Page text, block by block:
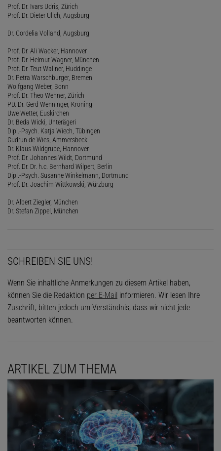
Prof. Dr. Ivars Udris, Zürich
Prof. Dr. Dieter Ulich, Augsburg
Dr. Cordelia Volland, Augsburg
Prof. Dr. Ali Wacker, Hannover
Prof. Dr. Helmut Wagner, München
Prof. Dr. Teut Wallner, Huddinge
Dr. Petra Warschburger, Bremen
Wolfgang Weber, Bonn
Prof. Dr. Theo Wehner, Zürich
PD. Dr. Gerd Wenninger, Kröning
Uwe Wetter, Euskirchen
Dr. Beda Wicki, Unterägeri
Dipl.-Psych. Katja Wiech, Tübingen
Gudrun de Wies, Ammersbeck
Dr. Klaus Wildgrube, Hannover
Prof. Dr. Johannes Wildt, Dortmund
Prof. Dr. Dr. h.c. Bernhard Wilpert, Berlin
Dipl.-Psych. Susanne Winkelmann, Dortmund
Prof. Dr. Joachim Wittkowski, Würzburg
Dr. Albert Ziegler, München
Dr. Stefan Zippel, München
SCHREIBEN SIE UNS!
Wenn Sie inhaltliche Anmerkungen zu diesem Artikel haben,
können Sie die Redaktion per E-Mail informieren. Wir lesen Ihre
Zuschrift, bitten jedoch um Verständnis, dass wir nicht jede
beantworten können.
ARTIKEL ZUM THEMA